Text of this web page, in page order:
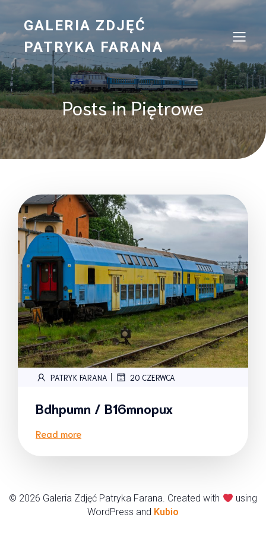
GALERIA ZDJĘĆ
PATRYKA FARANA
Posts in Piętrowe
PATRYK FARANA | 20 CZERWCA
Bdhpumn / B16mnopux
Read more
© 2026 Galeria Zdjęć Patryka Farana. Created with
using
WordPress and Kubio